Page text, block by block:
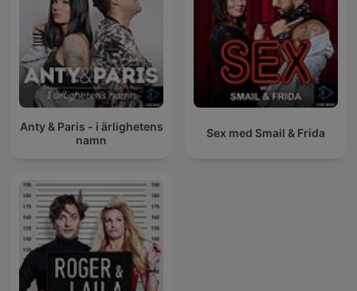
Anty & Paris - i ärlighetens
namn
Sex med Smail & Frida